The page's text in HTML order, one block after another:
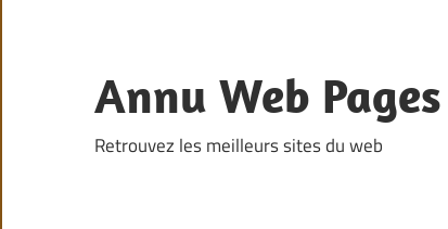
content
Annu Web Pages
Retrouvez les meilleurs sites du web